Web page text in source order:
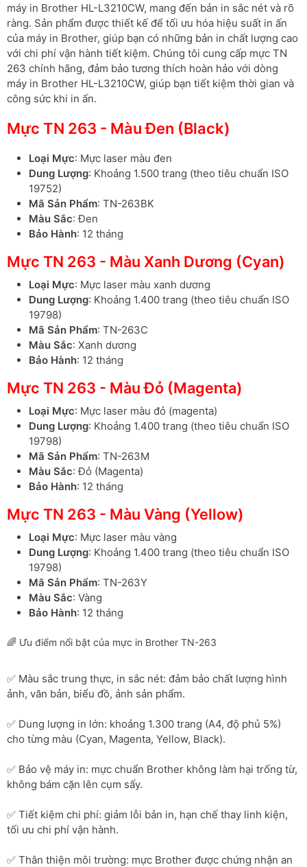
máy in Brother HL-L3210CW, mang đến bản in sắc nét và rõ
ràng. Sản phẩm được thiết kế để tối ưu hóa hiệu suất in ấn
của máy in Brother, giúp bạn có những bản in chất lượng cao
với chi phí vận hành tiết kiệm. Chúng tôi cung cấp mực TN
263 chính hãng, đảm bảo tương thích hoàn hảo với dòng
máy in Brother HL-L3210CW, giúp bạn tiết kiệm thời gian và
công sức khi in ấn.
Mực TN 263 - Màu Đen (Black)
Loại Mực: Mực laser màu đen
Dung Lượng: Khoảng 1.500 trang (theo tiêu chuẩn ISO
19752)
Mã Sản Phẩm: TN-263BK
Màu Sắc: Đen
Bảo Hành: 12 tháng
Mực TN 263 - Màu Xanh Dương (Cyan)
Loại Mực: Mực laser màu xanh dương
Dung Lượng: Khoảng 1.400 trang (theo tiêu chuẩn ISO
19798)
Mã Sản Phẩm: TN-263C
Màu Sắc: Xanh dương
Bảo Hành: 12 tháng
Mực TN 263 - Màu Đỏ (Magenta)
Loại Mực: Mực laser màu đỏ (magenta)
Dung Lượng: Khoảng 1.400 trang (theo tiêu chuẩn ISO
19798)
Mã Sản Phẩm: TN-263M
Màu Sắc: Đỏ (Magenta)
Bảo Hành: 12 tháng
Mực TN 263 - Màu Vàng (Yellow)
Loại Mực: Mực laser màu vàng
Dung Lượng: Khoảng 1.400 trang (theo tiêu chuẩn ISO
19798)
Mã Sản Phẩm: TN-263Y
Màu Sắc: Vàng
Bảo Hành: 12 tháng
🌈 Ưu điểm nổi bật của mực in Brother TN-263
✅ Màu sắc trung thực, in sắc nét: đảm bảo chất lượng hình
ảnh, văn bản, biểu đồ, ảnh sản phẩm.
✅ Dung lượng in lớn: khoảng 1.300 trang (A4, độ phủ 5%)
cho từng màu (Cyan, Magenta, Yellow, Black).
✅ Bảo vệ máy in: mực chuẩn Brother không làm hại trống từ,
không bám cặn lên cụm sấy.
✅ Tiết kiệm chi phí: giảm lỗi bản in, hạn chế thay linh kiện,
tối ưu chi phí vận hành.
✅ Thân thiện môi trường: mực Brother được chứng nhận an